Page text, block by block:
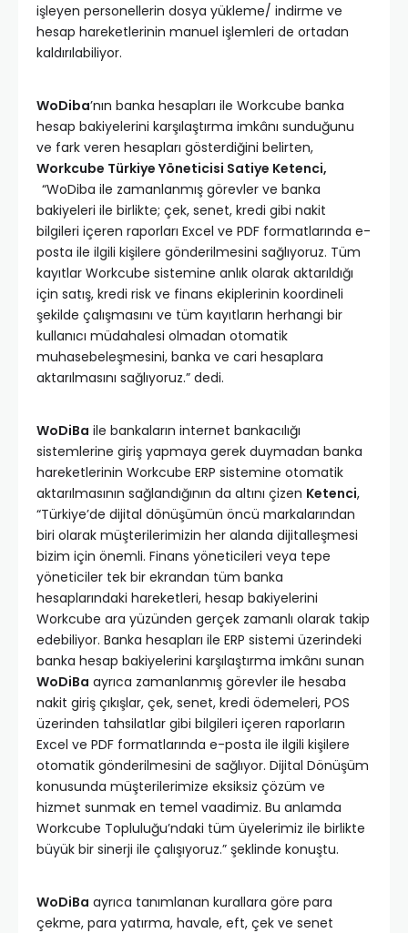
işleyen personellerin dosya yükleme/ indirme ve
hesap hareketlerinin manuel işlemleri de ortadan
kaldırılabiliyor.
WoDiba’nın banka hesapları ile Workcube banka
hesap bakiyelerini karşılaştırma imkânı sunduğunu
ve fark veren hesapları gösterdiğini belirten,
Workcube Türkiye Yöneticisi Satiye Ketenci,
“WoDiba ile zamanlanmış görevler ve banka
bakiyeleri ile birlikte; çek, senet, kredi gibi nakit
bilgileri içeren raporları Excel ve PDF formatlarında e-
posta ile ilgili kişilere gönderilmesini sağlıyoruz. Tüm
kayıtlar Workcube sistemine anlık olarak aktarıldığı
için satış, kredi risk ve finans ekiplerinin koordineli
şekilde çalışmasını ve tüm kayıtların herhangi bir
kullanıcı müdahalesi olmadan otomatik
muhasebeleşmesini, banka ve cari hesaplara
aktarılmasını sağlıyoruz.” dedi.
WoDiBa ile bankaların internet bankacılığı
sistemlerine giriş yapmaya gerek duymadan banka
hareketlerinin Workcube ERP sistemine otomatik
aktarılmasının sağlandığının da altını çizen Ketenci,
“Türkiye’de dijital dönüşümün öncü markalarından
biri olarak müşterilerimizin her alanda dijitalleşmesi
bizim için önemli. Finans yöneticileri veya tepe
yöneticiler tek bir ekrandan tüm banka
hesaplarındaki hareketleri, hesap bakiyelerini
Workcube ara yüzünden gerçek zamanlı olarak takip
edebiliyor. Banka hesapları ile ERP sistemi üzerindeki
banka hesap bakiyelerini karşılaştırma imkânı sunan
WoDiBa ayrıca zamanlanmış görevler ile hesaba
nakit giriş çıkışlar, çek, senet, kredi ödemeleri, POS
üzerinden tahsilatlar gibi bilgileri içeren raporların
Excel ve PDF formatlarında e-posta ile ilgili kişilere
otomatik gönderilmesini de sağlıyor. Dijital Dönüşüm
konusunda müşterilerimize eksiksiz çözüm ve
hizmet sunmak en temel vaadimiz. Bu anlamda
Workcube Topluluğu’ndaki tüm üyelerimiz ile birlikte
büyük bir sinerji ile çalışıyoruz.” şeklinde konuştu.
WoDiBa ayrıca tanımlanan kurallara göre para
çekme, para yatırma, havale, eft, çek ve senet